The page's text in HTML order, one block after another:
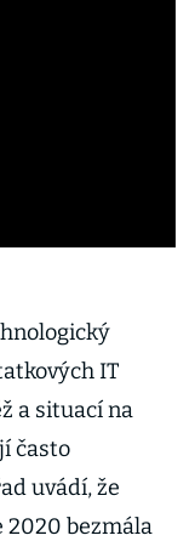
IT
a situací na
často
uvádí, že
2020 bezmála